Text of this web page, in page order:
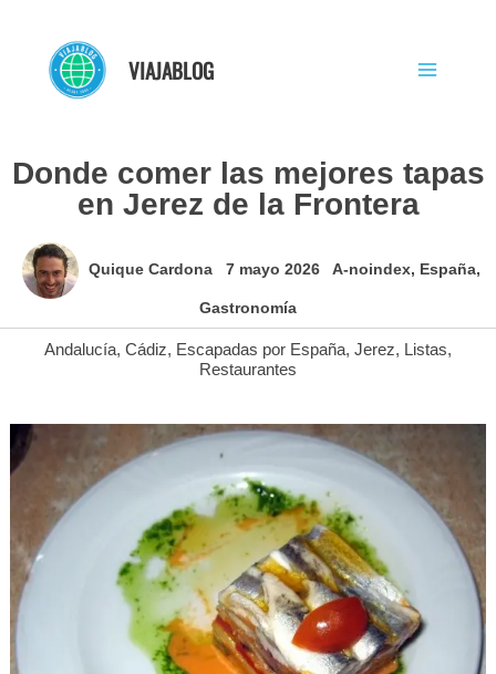
contenido
VIAJABLOG
Donde comer las mejores tapas
en Jerez de la Frontera
Quique Cardona 7 mayo 2026 A-noindex, España,
Gastronomía
Andalucía, Cádiz, Escapadas por España, Jerez, Listas,
Restaurantes